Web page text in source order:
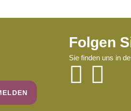
Folgen
Sie finden uns in